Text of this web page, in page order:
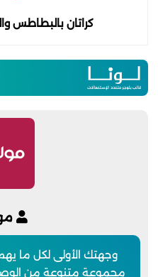
كراتان بالبطاطس
وجهتك الأولى لكل ما
مجموعة متنوعة من